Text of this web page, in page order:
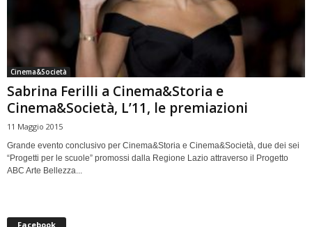
Cinema&Società
Sabrina Ferilli a Cinema&Storia e
Cinema&Società, L’11, le premiazioni
11 Maggio 2015
Grande evento conclusivo per Cinema&Storia e Cinema&Società, due dei sei
“Progetti per le scuole” promossi dalla Regione Lazio attraverso il Progetto
ABC Arte Bellezza...
Facebook